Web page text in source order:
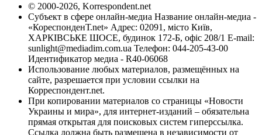
© 2000-2026, Korrespondent.net
Субъект в сфере онлайн-медиа Название онлайн-медиа -
«КореспонденТ.net» Адрес: 02091, місто Київ,
ХАРКІВСЬКЕ ШОСЕ, будинок 172-Б, офіс 208/1 E-mail:
sunlight@mediadim.com.ua Телефон: 044-205-43-00
Идентификатор медиа - R40-06068
Использование любых материалов, размещённых на
сайте, разрешается при условии ссылки на
Корреспондент.net.
При копировании материалов со страницы «Новости
Украины и мира», для интернет-изданий – обязательна
прямая открытая для поисковых систем гиперссылка.
Ссылка должна быть размещена в независимости от